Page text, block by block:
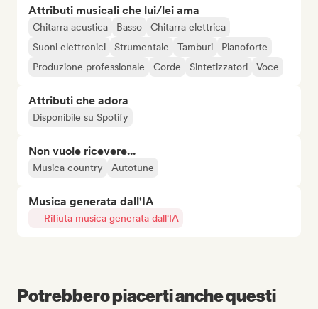
Attributi musicali che lui/lei ama
Chitarra acustica Basso
Chitarra elettrica
Suoni elettronici
Strumentale Tamburi
Pianoforte
Produzione professionale
Corde Sintetizzatori Voce
Attributi che adora
Disponibile su Spotify
Non vuole ricevere...
Musica country Autotune
Musica generata dall'IA
Rifiuta musica generata dall'IA
Potrebbero piacerti anche questi